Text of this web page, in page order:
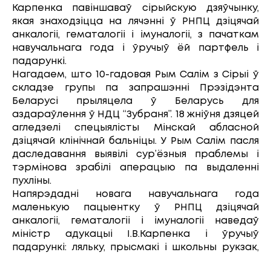
Карпенка павіншаваў сірыйскую дзяўчынку,
якая знаходзіцца на лячэнні ў РНПЦ дзіцячай
анкалогіі, гематалогіі і імуналогіі, з пачаткам
навучальнага года і ўручыў ёй партфель і
падарункі.
Нагадаем, што 10-гадовая Рым Салім з Сірыі ў
складзе групы па запрашэнні Прэзідэнта
Беларусі прыляцела ў Беларусь для
аздараўлення ў НДЦ “Зубраня”. 18 жніўня дзяцей
агледзелі спецыялісты Мінскай абласной
дзіцячай клінічнай бальніцы. У Рым Салім пасля
даследавання выявілі сур’ёзныя праблемы і
тэрмінова зрабілі аперацыю па выдаленні
пухліны.
Напярэдадні новага навучальнага года
маленькую пацыентку ў РНПЦ дзіцячай
анкалогіі, гематалогіі і імуналогіі наведаў
міністр адукацыі І.В.Карпенка і ўручыў
падарункі: ляльку, прысмакі і школьны рукзак,